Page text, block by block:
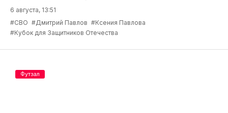
6 августа, 13:51
#СВО #Дмитрий Павлов #Ксения Павлова
#Кубок для Защитников Отечества
Футзал